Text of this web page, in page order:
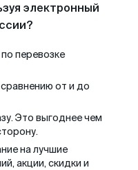
электронный
перевозке
от и до
Это выгоднее чем
на лучшие
акции, скидки и